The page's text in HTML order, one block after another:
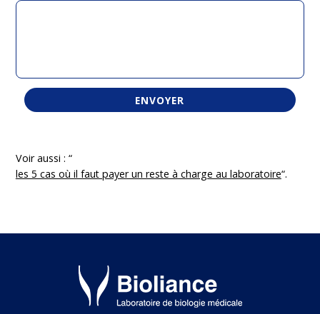
Voir aussi : “
les 5 cas où il faut payer un reste à charge au laboratoire“.